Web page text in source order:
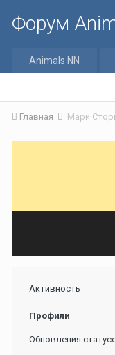
Форум
Animals NN
Главная Мари
Активность
Профили
Обновления